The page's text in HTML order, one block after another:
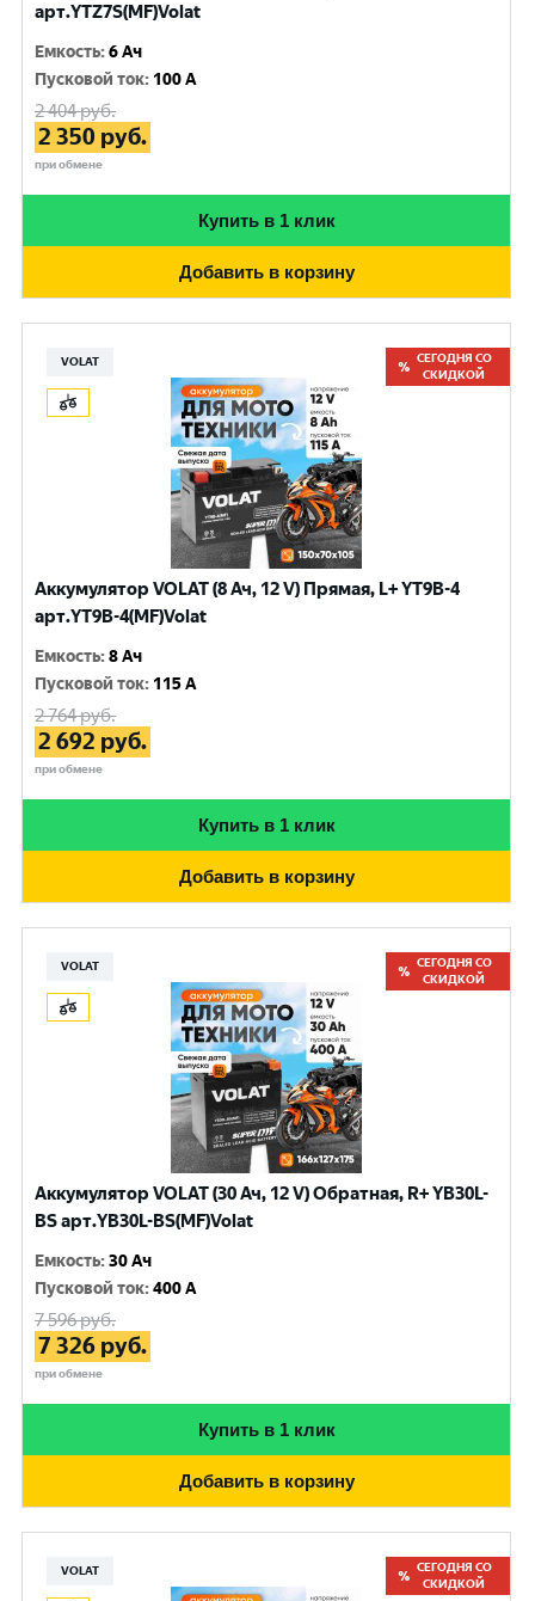
арт.YTZ7S(MF)Volat
Емкость:6 Ач
Пусковой ток: 100 A
2 404руб.
2 350 руб.
при обмене
Купить в 1 клик
Добавить в корзину
VOLAT
СЕГОДНЯ СО
СКИДКОЙ
Аккумулятор VOLAT (8 Ач, 12 V) Прямая, L+ YT9B-4
арт.YT9B-4(MF)Volat
Емкость:8 Ач
Пусковой ток: 115 A
2 764руб.
2 692 руб.
при обмене
Купить в 1 клик
Добавить в корзину
VOLAT
СЕГОДНЯ СО
СКИДКОЙ
Аккумулятор VOLAT (30 Ач, 12 V) Обратная, R+ YB30L-
BS арт.YB30L-BS(MF)Volat
Емкость:30 Ач
Пусковой ток:400 A
7 596руб.
7 326 руб.
при обмене
Купить в 1 клик
Добавить в корзину
VOLAT
СЕГОДНЯ СО
СКИДКОЙ